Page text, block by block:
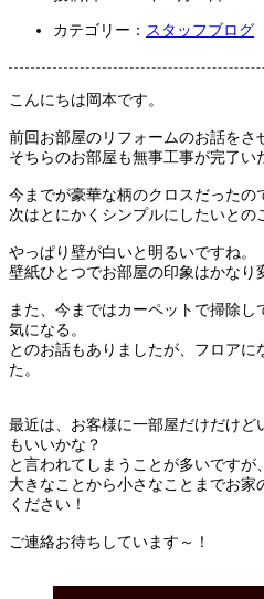
カテゴリー： スタッフブログ
こんにちは岡本です。
前回お部屋のリフォームのお話をさ
そちらのお部屋も無事工事が完了い
今までが豪華な柄のクロスだったの
次はとにかくシンプルにしたいとの
やっぱり壁が白いと明るいですね。
壁紙ひとつでお部屋の印象はかなり
また、今まではカーペットで掃除し
気になる。
とのお話もありましたが、フロアに
た。
最近は、お客様に一部屋だけだけど
もいいかな？
と言われてしまうことが多いですが、
大きなことから小さなことまでお家
ください！
ご連絡お待ちしています～！